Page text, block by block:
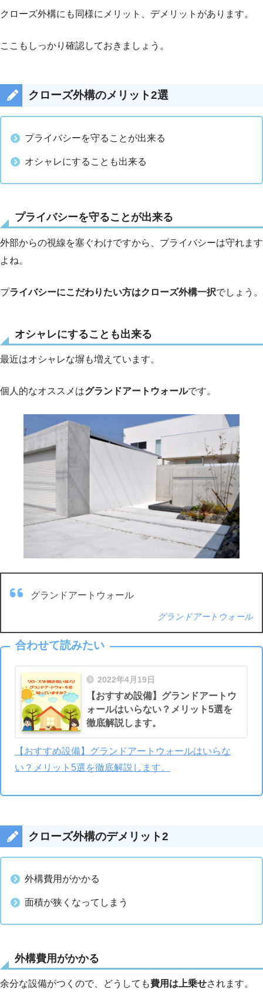
クローズ外構にも同様にメリット、デメリットがあります。
ここもしっかり確認しておきましょう。
クローズ外構のメリット2選
プライバシーを守ることが出来る
オシャレにすることも出来る
プライバシーを守ることが出来る
外部からの視線を塞ぐわけですから、プライバシーは守れます
よね。
プライバシーにこだわりたい方はクローズ外構一択でしょう。
オシャレにすることも出来る
最近はオシャレな塀も増えています。
個人的なオススメはグランドアートウォールです。
グランドアートウォール
グランドアートウォール
合わせて読みたい
2022年4月19日
【おすすめ設備】グランドアートウ
ォールはいらない？メリット5選を
徹底解説します。
【おすすめ設備】グランドアートウォールはいらな
い？メリット5選を徹底解説します。
クローズ外構のデメリット2
外構費用がかかる
面積が狭くなってしまう
外構費用がかかる
余分な設備がつくので、どうしても費用は上乗せされます。